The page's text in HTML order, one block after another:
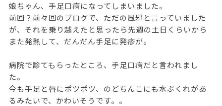
娘ちゃん、手足口病になってしまいました。
前回？前々回のブログで、ただの風邪と言っていました
が、それを乗り越えたと思ったら先週の土日くらいから
また発熱して、だんだん手足に発疹が。
病院で診てもらったところ、手足口病だと言われまし
た。
今も手足と唇にポツポツ、のどちんこにも水ぶくれがあ
るみたいで、かわいそうです。。